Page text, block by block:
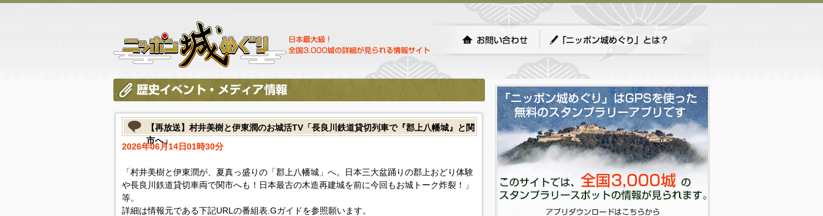
【再放送】村井美樹と伊東潤のお城活TV「長良川鉄道貸切列車で『郡上八幡城』と関
市へ」
2026年06月14日01時30分
「村井美樹と伊東潤が、夏真っ盛りの「郡上八幡城」へ。日本三大盆踊りの郡上おどり体験
や長良川鉄道貸切車両で関市へも！日本最古の木造再建城を前に今回もお城トーク炸裂！」
等。
詳細は情報元である下記URLの番組表.Gガイドを参照願います。